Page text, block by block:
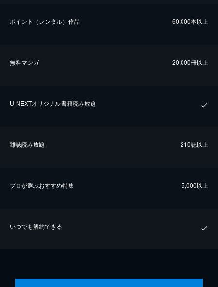
ポイント（レンタル）作品 60,000本以上
無料マンガ 20,000冊以上
U-NEXTオリジナル書籍読み放題
雑誌読み放題 210誌以上
プロが選ぶおすすめ特集 5,000以上
いつでも解約できる